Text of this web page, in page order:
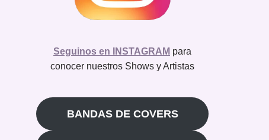
Seguinos en INSTAGRAM para
conocer nuestros Shows y Artistas
BANDAS DE COVERS